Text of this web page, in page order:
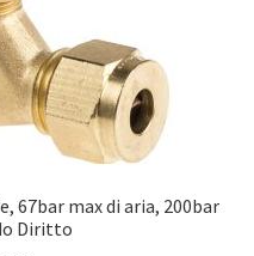
67bar max di aria, 200bar
Diritto